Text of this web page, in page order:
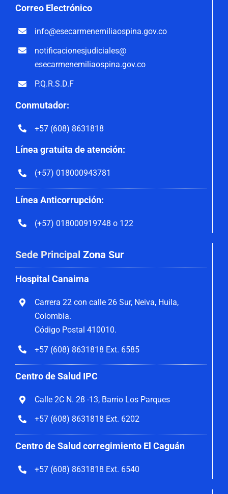
Correo Electrónico
info@esecarmenemiliaospina.gov.co
notificacionesjudiciales@
esecarmenemiliaospina.gov.co
P.Q.R.S.D.F
Conmutador:
+57 (608) 8631818
Línea gratuita de atención:
(+57) 018000943781
Línea Anticorrupción:
(+57) 018000919748 o 122
Sede Principal Zona Sur
Hospital Canaima
Carrera 22 con calle 26 Sur, Neiva, Huila,
Colombia.
Código Postal 410010.
+57 (608) 8631818 Ext. 6585
Centro de Salud IPC
Calle 2C N. 28 -13, Barrio Los Parques
+57 (608) 8631818 Ext. 6202
Centro de Salud corregimiento El Caguán
+57 (608) 8631818 Ext. 6540